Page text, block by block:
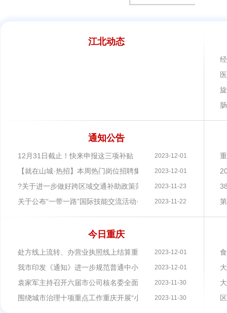
江北动态
通知公告
12月31日截止！快来申报这三项补贴 2023-12-01
【就在山城·热招】本周热门岗位招聘集锦 2023-12-01
?关于进一步做好跨区域交通补助政策落实工作的公司核名补充通知
2023-11-23
关于公布“一带一路”国际技能交流活动·数字技能征文获奖名单的
2023-11-22
今日重庆
处方线上流转、办营业执照线上结算重庆出台方案推进医保电子处
2023-12-01
我市印发《通知》进一步规范普通中小学办学行为课间时间，办
2023-12-01
袁家军主持召开六届市公司核名委全面深化改革委员会第七次会
2023-11-30
围绕城市治理十项重点工作重庆开展“小案小事”办营业执照文明素
2023-11-30